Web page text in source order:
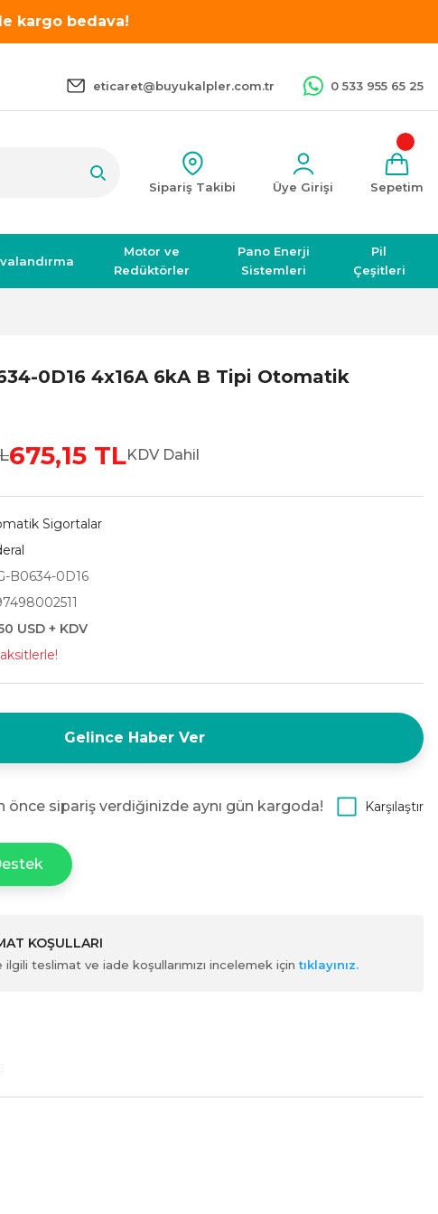
kargo bedava!
eticaret@buyukalpler.com.tr 0 533 955 65 25
Sipariş Takibi Üye Girişi Sepetim
Motor ve
Redüktörler
Pano Enerji
Sistemleri
Pil
Çeşitleri
0D16 4x16A 6kA B Tipi Otomatik
675,15 TLKDV Dahil
Sigortalar
B0634-0D16
USD + KDV
Gelince Haber Ver
önce sipariş verdiğinizde aynı gün kargoda! Karşılaştır
KOŞULLARI
ilgili teslimat ve iade koşullarımızı incelemek içintıklayınız.